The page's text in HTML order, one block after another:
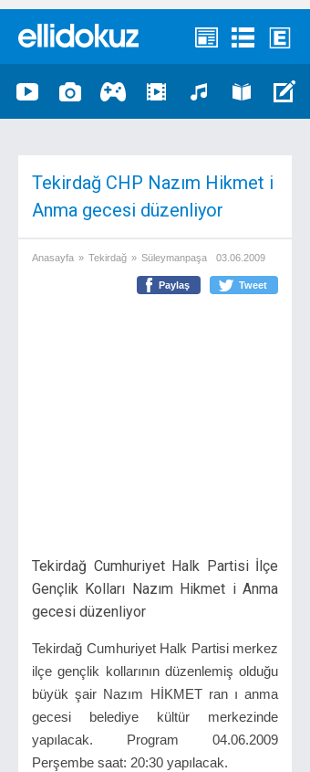
Tekirdağ CHP Nazım Hikmet i
Anma gecesi düzenliyor
Anasayfa » Tekirdağ » Süleymanpaşa 03.06.2009
Paylaş Tweet
Tekirdağ Cumhuriyet Halk Partisi İlçe
Gençlik Kolları Nazım Hikmet i Anma
gecesi düzenliyor
Tekirdağ Cumhuriyet Halk Partisi merkez
ilçe gençlik kollarının düzenlemiş olduğu
büyük şair Nazım HİKMET ran ı anma
gecesi belediye kültür merkezinde
yapılacak. Program 04.06.2009
Perşembe saat: 20:30 yapılacak.